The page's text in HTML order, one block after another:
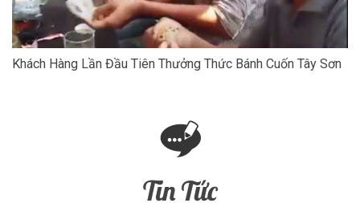
Khách Hàng Lần Đầu Tiên Thưởng Thức Bánh Cuốn Tây Sơn
Tin Tức